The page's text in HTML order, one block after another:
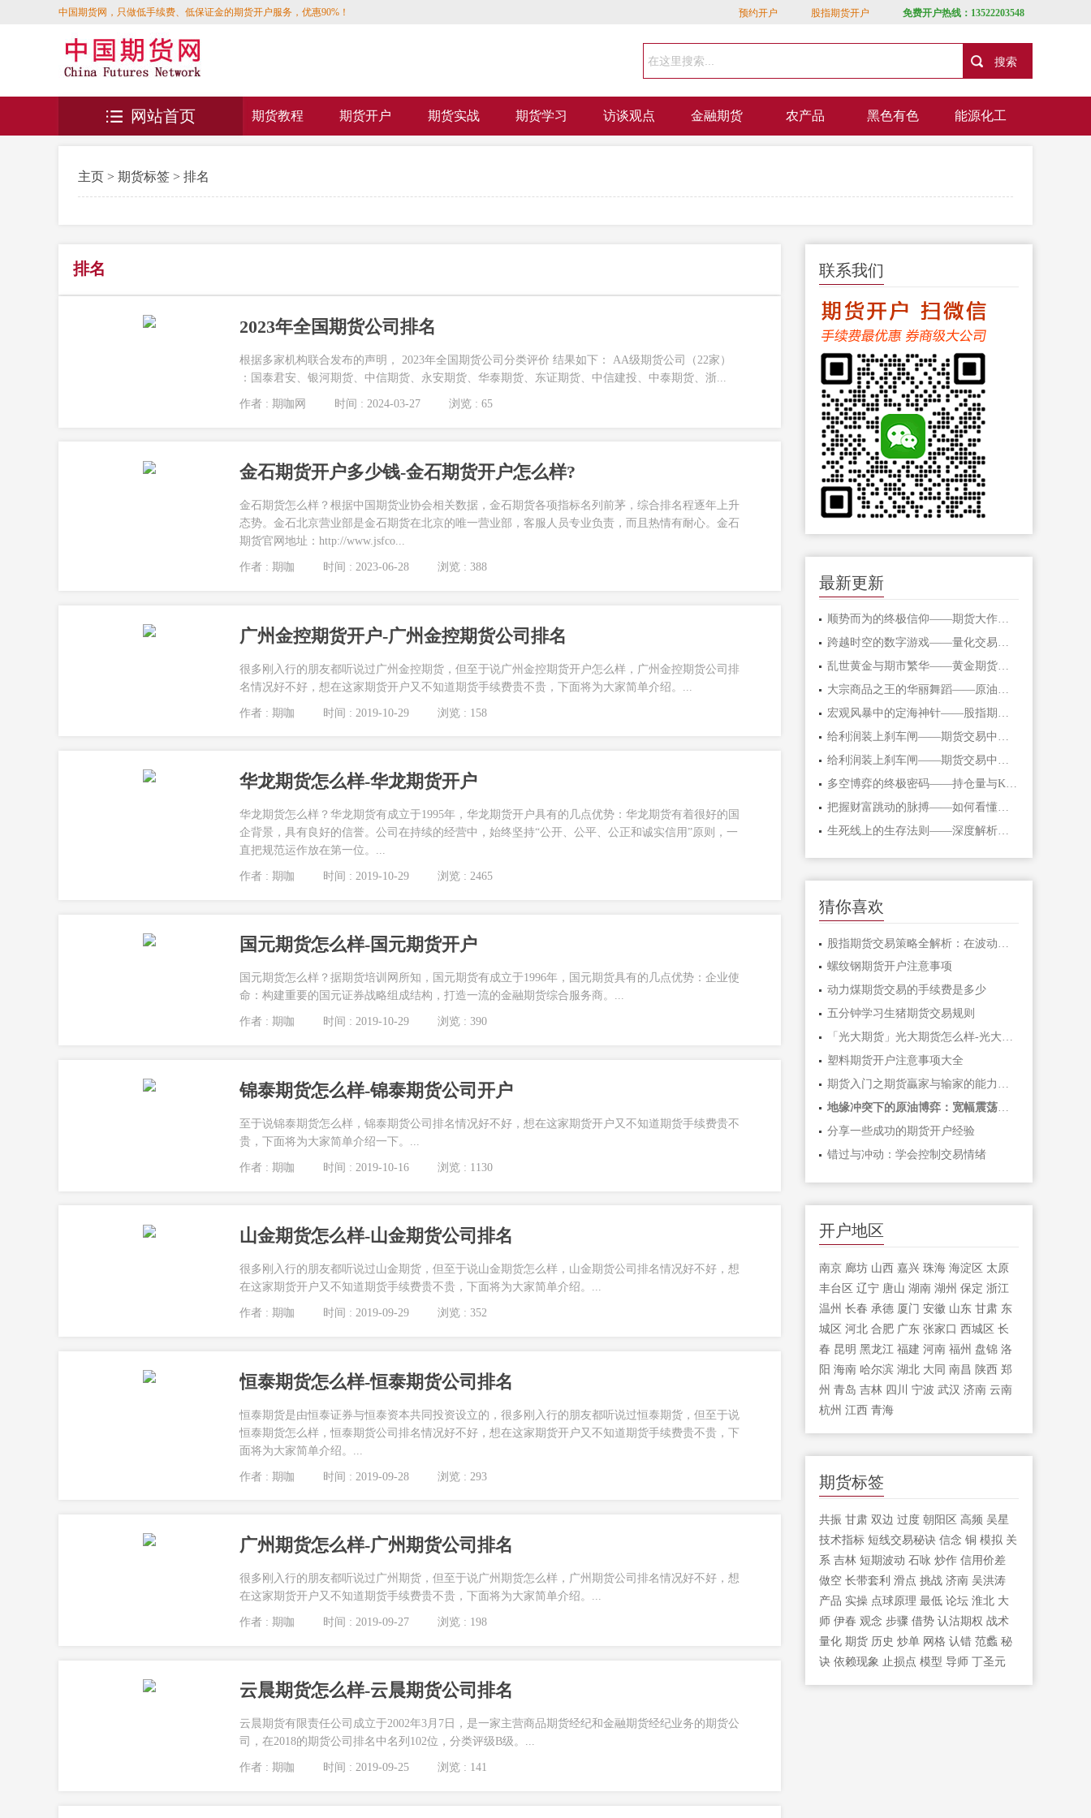
中国期货网，只做低手续费、低保证金的期货开户服务，优惠90%！ 预约开户 股指期货开户 免费开户热线：13522203548
期货教程 期货开户 期货实战 期货学习 访谈观点 金融期货 农产品 黑色有色 能源化工
网站首页
主页 > 期货标签 > 排名
排名
2023年全国期货公司排名
根据多家机构联合发布的声明， 2023年全国期货公司分类评价 结果如下： AA级期货公司（22家）
：国泰君安、银河期货、中信期货、永安期货、华泰期货、东证期货、中信建投、中泰期货、浙...
作者 : 期咖网 时间 : 2024-03-27 浏览 : 65
金石期货开户多少钱-金石期货开户怎么样?
金石期货怎么样？根据中国期货业协会相关数据，金石期货各项指标名列前茅，综合排名程逐年上升
态势。金石北京营业部是金石期货在北京的唯一营业部，客服人员专业负责，而且热情有耐心。金石
期货官网地址：http://www.jsfco...
作者 : 期咖 时间 : 2023-06-28 浏览 : 388
广州金控期货开户-广州金控期货公司排名
很多刚入行的朋友都听说过广州金控期货，但至于说广州金控期货开户怎么样，广州金控期货公司排
名情况好不好，想在这家期货开户又不知道期货手续费贵不贵，下面将为大家简单介绍。...
作者 : 期咖 时间 : 2019-10-29 浏览 : 158
华龙期货怎么样-华龙期货开户
华龙期货怎么样？华龙期货有成立于1995年，华龙期货开户具有的几点优势：华龙期货有着很好的国
企背景，具有良好的信誉。公司在持续的经营中，始终坚持“公开、公平、公正和诚实信用”原则，一
直把规范运作放在第一位。...
作者 : 期咖 时间 : 2019-10-29 浏览 : 2465
国元期货怎么样-国元期货开户
国元期货怎么样？据期货培训网所知，国元期货有成立于1996年，国元期货具有的几点优势：企业使
命：构建重要的国元证券战略组成结构，打造一流的金融期货综合服务商。...
作者 : 期咖 时间 : 2019-10-29 浏览 : 390
锦泰期货怎么样-锦泰期货公司开户
至于说锦泰期货怎么样，锦泰期货公司排名情况好不好，想在这家期货开户又不知道期货手续费贵不
贵，下面将为大家简单介绍一下。...
作者 : 期咖 时间 : 2019-10-16 浏览 : 1130
山金期货怎么样-山金期货公司排名
很多刚入行的朋友都听说过山金期货，但至于说山金期货怎么样，山金期货公司排名情况好不好，想
在这家期货开户又不知道期货手续费贵不贵，下面将为大家简单介绍。...
作者 : 期咖 时间 : 2019-09-29 浏览 : 352
恒泰期货怎么样-恒泰期货公司排名
恒泰期货是由恒泰证券与恒泰资本共同投资设立的，很多刚入行的朋友都听说过恒泰期货，但至于说
恒泰期货怎么样，恒泰期货公司排名情况好不好，想在这家期货开户又不知道期货手续费贵不贵，下
面将为大家简单介绍。...
作者 : 期咖 时间 : 2019-09-28 浏览 : 293
广州期货怎么样-广州期货公司排名
很多刚入行的朋友都听说过广州期货，但至于说广州期货怎么样，广州期货公司排名情况好不好，想
在这家期货开户又不知道期货手续费贵不贵，下面将为大家简单介绍。...
作者 : 期咖 时间 : 2019-09-27 浏览 : 198
云晨期货怎么样-云晨期货公司排名
云晨期货有限责任公司成立于2002年3月7日，是一家主营商品期货经纪和金融期货经纪业务的期货公
司，在2018的期货公司排名中名列102位，分类评级B级。...
作者 : 期咖 时间 : 2019-09-25 浏览 : 141
联系我们
最新更新
顺势而为的终极信仰——期货大作手的修
跨越时空的数字游戏——量化交易在期货
乱世黄金与期市繁华——黄金期货的避险
大宗商品之王的华丽舞蹈——原油期货的
宏观风暴中的定海神针——股指期货的对
给利润装上刹车闸——期货交易中不可逾
把握财富跳动的脉搏——如何看懂期货主
生死线上的生存法则——深度解析期货爆
猜你喜欢
螺纹钢期货开户注意事项
动力煤期货交易的手续费是多少
五分钟学习生猪期货交易规则
「光大期货」光大期货怎么样-光大期货手
塑料期货开户注意事项大全
期货入门之期货贏家与输家的能力对比「
地缘冲突下的原油博弈：宽幅震荡中如何
分享一些成功的期货开户经验
错过与冲动：学会控制交易情绪
开户地区
南京 廊坊 山西 嘉兴 珠海 海淀区 太原
丰台区 辽宁 唐山 湖南 湖州 保定 浙江
温州 长春 承德 厦门 安徽 山东 甘肃 东
城区 河北 合肥 广东 张家口 西城区 长
春 昆明 黑龙江 福建 河南 福州 盘锦 洛
阳 海南 哈尔滨 湖北 大同 南昌 陕西 郑
州 青岛 吉林 四川 宁波 武汉 济南 云南
杭州 江西 青海
期货标签
共振 甘肃 双边 过度 朝阳区 高频 吴星
技术指标 短线交易秘诀 信念 铜 模拟 关
系 吉林 短期波动 石咏 炒作 信用价差
做空 长带套利 滑点 挑战 济南 吴洪涛
产品 实操 点球原理 最低 论坛 淮北 大
师 伊春 观念 步骤 借势 认沽期权 战术
量化 期货 历史 炒单 网格 认错 范蠡 秘
诀 依赖现象 止损点 模型 导师 丁圣元